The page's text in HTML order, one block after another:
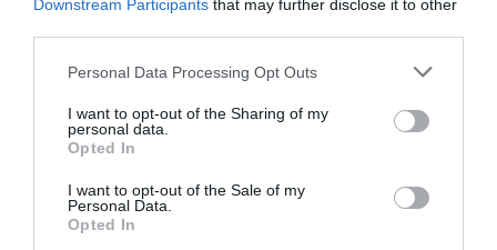
Downstream Participants that may further disclose it to other
Personal Data Processing Opt Outs
I want to opt-out of the Sharing of my
personal data.
Opted In
I want to opt-out of the Sale of my
Personal Data.
Opted In
considerate implementate „cu efect imediat”, se
solicită limitarea pe cât posibil a „divizării unităților”,
evaluând fiecare cerere a teritoriilor, care trebuie să
aibă avizare „la nivel central”. „. Pe de altă parte,
personalul pe bază fixă ​​este sfătuit să alimenteze cu
prioritate „departamentele care exprimă unitate de
pregătire”.